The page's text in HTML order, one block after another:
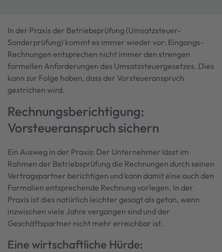
In der Praxis der Betriebsprüfung (Umsatzsteuer-
Sonderprüfung) kommt es immer wieder vor: Eingangs-
Rechnungen entsprechen nicht immer den strengen
formellen Anforderungen des Umsatzsteuergesetzes. Dies
kann zur Folge haben, dass der Vorsteueranspruch
gestrichen wird.
Rechnungsberichtigung:
Vorsteueranspruch sichern
Ein Ausweg in der Praxis: Der Unternehmer lässt im
Rahmen der Betriebsprüfung die Rechnungen durch seinen
Vertragspartner berichtigen und kann damit eine auch den
Formalien entsprechende Rechnung vorlegen. In der
Praxis ist dies natürlich leichter gesagt als getan, wenn
inzwischen viele Jahre vergangen sind und der
Geschäftspartner nicht mehr erreichbar ist.
Eine wirtschaftliche Hürde: